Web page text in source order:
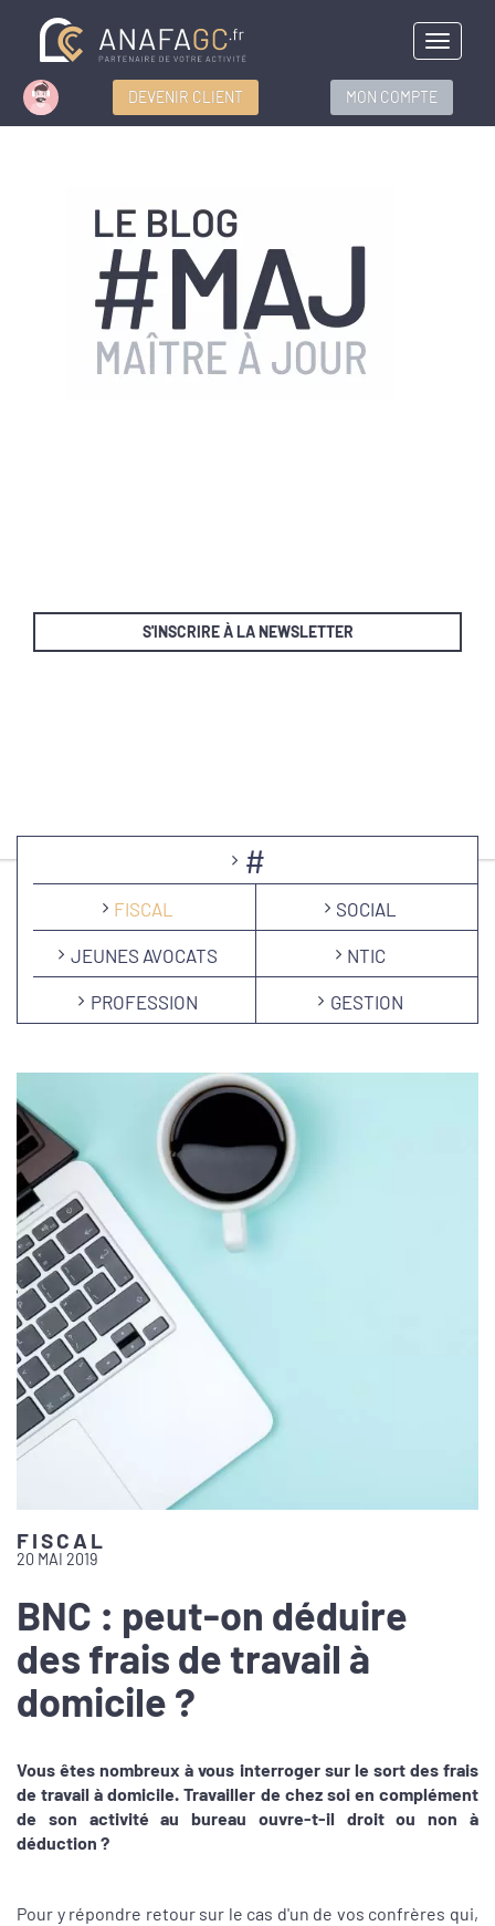
Menu
DEVENIR CLIENT MON COMPTE
S'INSCRIRE À LA NEWSLETTER
#
FISCAL SOCIAL
JEUNES AVOCATS NTIC
PROFESSION GESTION
FISCAL
20 MAI 2019
BNC : peut-on déduire
des frais de travail à
domicile ?
Vous êtes nombreux à vous interroger sur le sort des frais
de travail à domicile. Travailler de chez soi en complément
de son activité au bureau ouvre-t-il droit ou non à
déduction ?
Pour y répondre retour sur le cas d'un de vos confrères qui,